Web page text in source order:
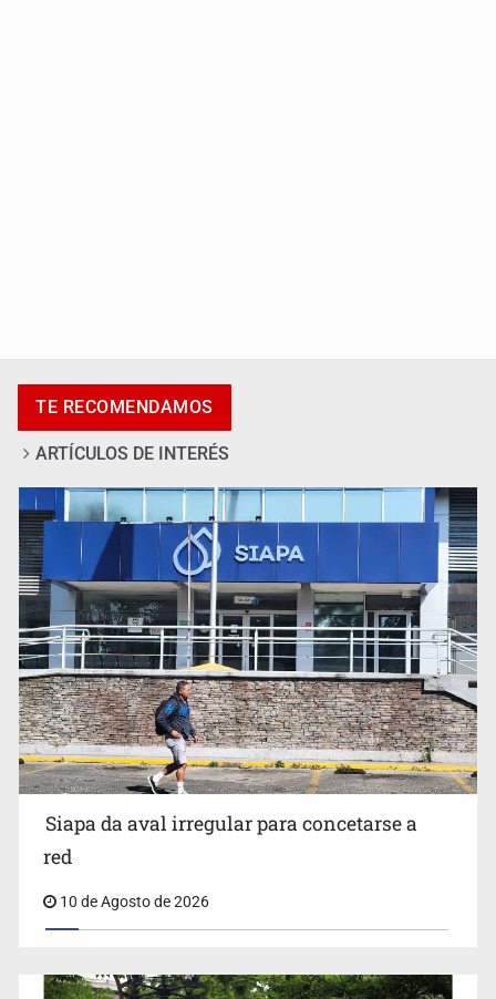
Promueven destinos de Jalisco para turismo LGBTIQ+
Invidentes acusan evasión de SSAS en suspensión
IJCF despidió a perito en Lagos de Moreno y abandonó
TE RECOMENDAMOS
Siapa da aval irregular para concetarse a
10 de Agosto de 2026